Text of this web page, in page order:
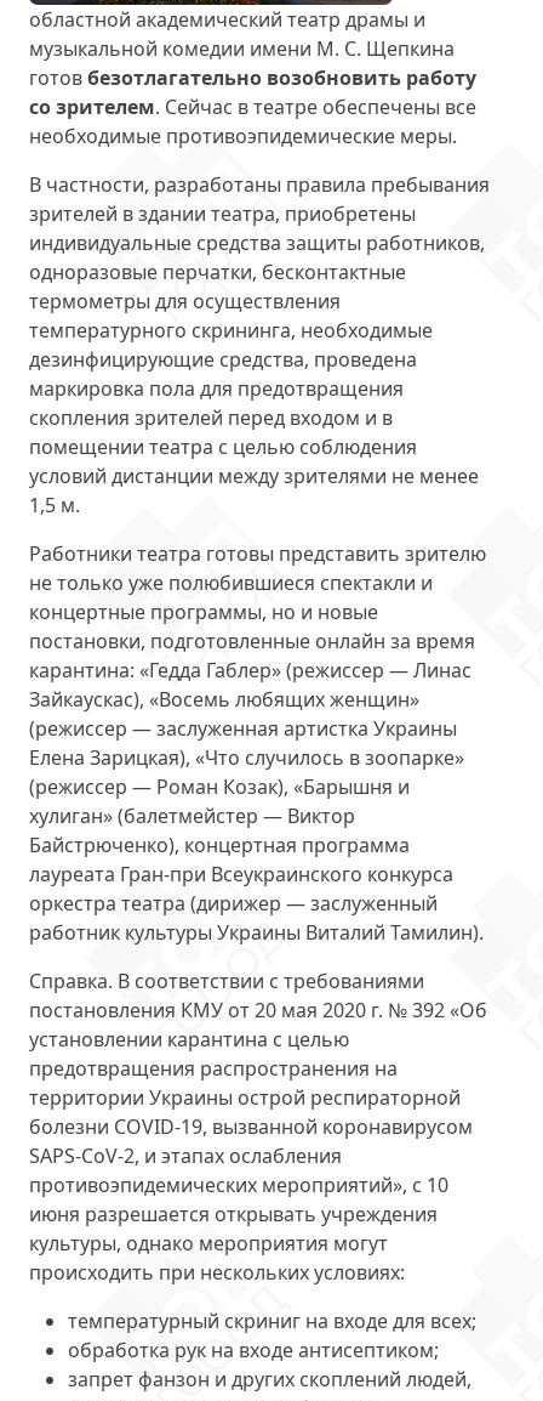
областной академический театр драмы и
музыкальной комедии имени М. С. Щепкина
готовбезотлагательно возобновить работу
со зрителем. Сейчас в театре обеспечены все
необходимые противоэпидемические меры.
В частности, разработаны правила пребывания
зрителей в здании театра, приобретены
индивидуальные средства защиты работников,
одноразовые перчатки, бесконтактные
термометры для осуществления
температурного скрининга, необходимые
дезинфицирующие средства, проведена
маркировка пола для предотвращения
скопления зрителей перед входом и в
помещении театра с целью соблюдения
условий дистанции между зрителями не менее
1,5 м.
Работники театра готовы представить зрителю
не только уже полюбившиеся спектакли и
концертные программы, но и новые
постановки, подготовленные онлайн за время
карантина: «Гедда Габлер» (режиссер — Линас
Зайкаускас), «Восемь любящих женщин»
(режиссер — заслуженная артистка Украины
Елена Зарицкая), «Что случилось в зоопарке»
(режиссер — Роман Козак), «Барышня и
хулиган» (балетмейстер — Виктор
Байстрюченко), концертная программа
лауреата Гран-при Всеукраинского конкурса
оркестра театра (дирижер — заслуженный
работник культуры Украины Виталий Тамилин).
Справка. В соответствии с требованиями
постановления КМУ от 20 мая 2020 г. № 392 «Об
установлении карантина с целью
предотвращения распространения на
территории Украины острой респираторной
болезни COVID-19, вызванной коронавирусом
SAPS-CoV-2, и этапах ослабления
противоэпидемических мероприятий», с 10
июня разрешается открывать учреждения
культуры, однако мероприятия могут
происходить при нескольких условиях:
температурный скриниг на входе для всех;
обработка рук на входе антисептиком;
запрет фанзон и других скоплений людей,